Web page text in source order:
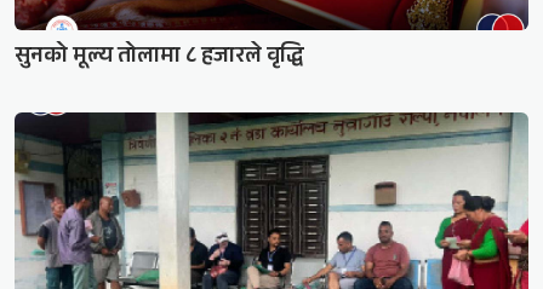
सुनको मूल्य तोलामा ८ हजारले वृद्धि